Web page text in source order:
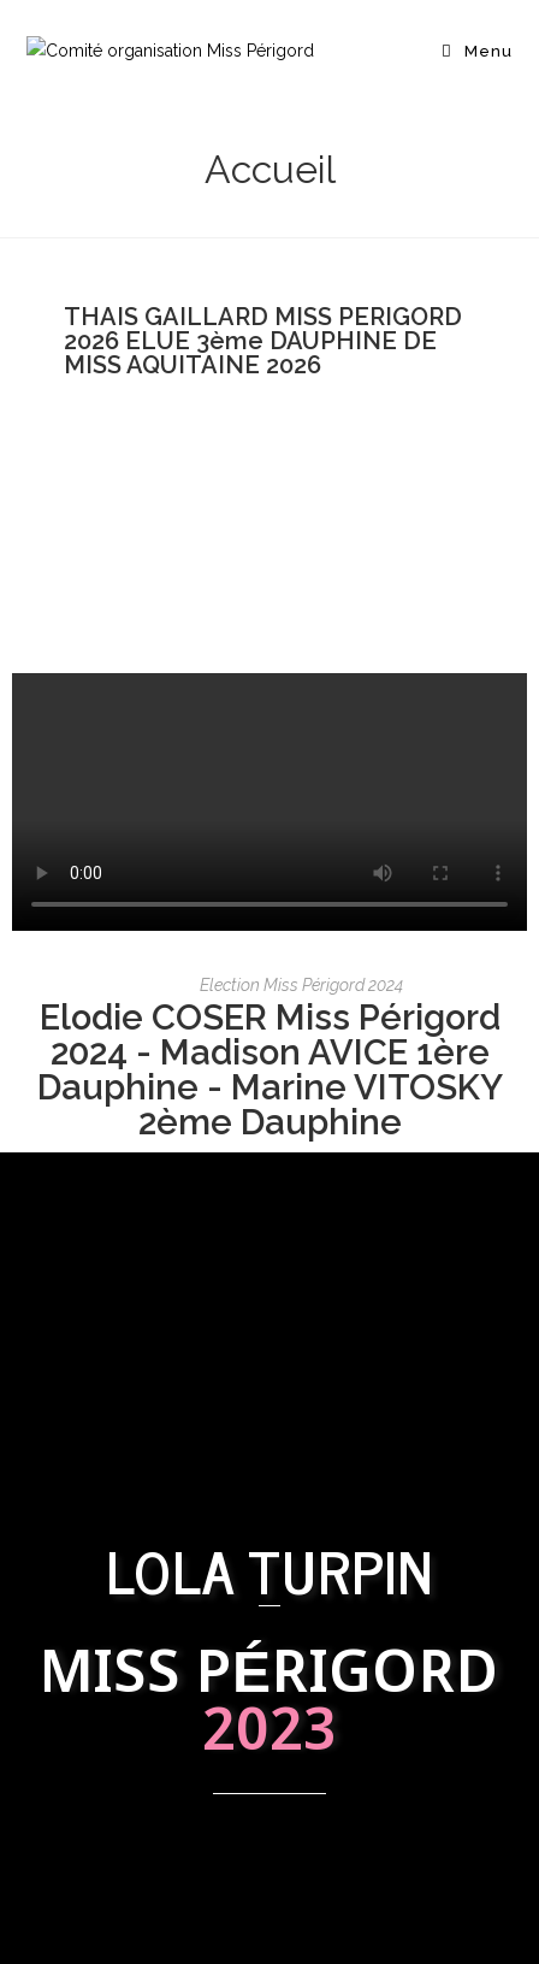
Menu
Accueil
THAIS GAILLARD MISS PERIGORD
2026 ELUE 3ème DAUPHINE DE
MISS AQUITAINE 2026
Election Miss Périgord 2024
Elodie COSER Miss Périgord
2024 - Madison AVICE 1ère
Dauphine - Marine VITOSKY
2ème Dauphine
LOLA TURPIN
MISS PÉRIGORD
2023